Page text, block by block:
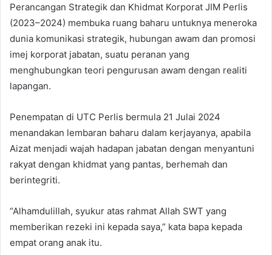
Perancangan Strategik dan Khidmat Korporat JIM Perlis
(2023–2024) membuka ruang baharu untuknya meneroka
dunia komunikasi strategik, hubungan awam dan promosi
imej korporat jabatan, suatu peranan yang
menghubungkan teori pengurusan awam dengan realiti
lapangan.
Penempatan di UTC Perlis bermula 21 Julai 2024
menandakan lembaran baharu dalam kerjayanya, apabila
Aizat menjadi wajah hadapan jabatan dengan menyantuni
rakyat dengan khidmat yang pantas, berhemah dan
berintegriti.
“Alhamdulillah, syukur atas rahmat Allah SWT yang
memberikan rezeki ini kepada saya,” kata bapa kepada
empat orang anak itu.